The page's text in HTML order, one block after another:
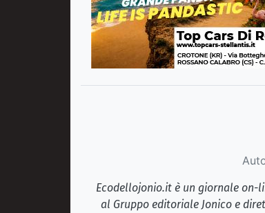
Ecodellojonio.it è un giornale on-
al Gruppo editoriale Jonico e